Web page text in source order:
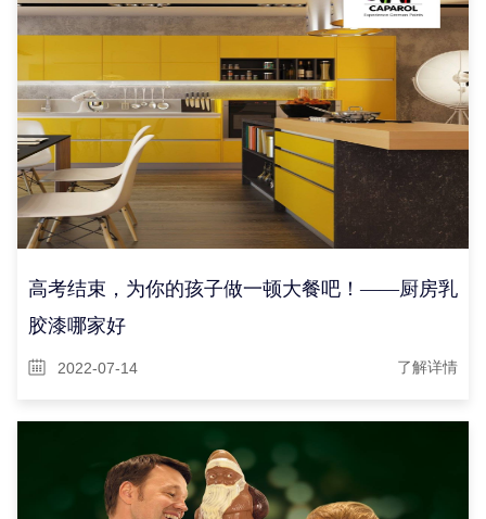
高考结束，为你的孩子做一顿大餐吧！——厨房乳
胶漆哪家好
2022-07-14 了解详情